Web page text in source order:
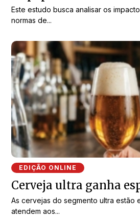
Este estudo busca analisar os
normas de...
EDIÇÃO ONLINE
Cerveja ultra ganha
As cervejas do segmento ultra estão
atendem aos...